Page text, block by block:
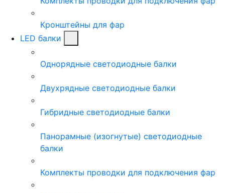
Кронштейны для фар
LED балки
Однорядные светодиодные балки
Двухрядные светодиодные балки
Гибридные светодиодные балки
Панорамные (изогнутые) светодиодные
балки
Комплекты проводки для подключения фар